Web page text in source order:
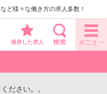
ど様々な働き方の求人多数！
保存した求人
ださい。。